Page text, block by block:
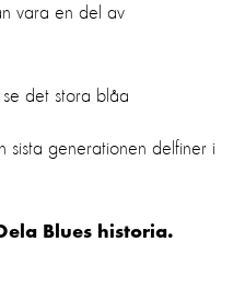
vara en del av
sista generationen delfiner i
Blues historia.